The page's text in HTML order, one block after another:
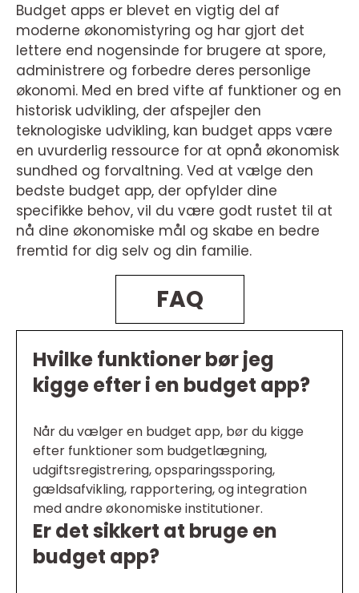
Budget apps er blevet en vigtig del af
moderne økonomistyring og har gjort det
lettere end nogensinde for brugere at spore,
administrere og forbedre deres personlige
økonomi. Med en bred vifte af funktioner og en
historisk udvikling, der afspejler den
teknologiske udvikling, kan budget apps være
en uvurderlig ressource for at opnå økonomisk
sundhed og forvaltning. Ved at vælge den
bedste budget app, der opfylder dine
specifikke behov, vil du være godt rustet til at
nå dine økonomiske mål og skabe en bedre
fremtid for dig selv og din familie.
FAQ
Hvilke funktioner bør jeg
kigge efter i en budget app?
Når du vælger en budget app, bør du kigge
efter funktioner som budgetlægning,
udgiftsregistrering, opsparingssporing,
gældsafvikling, rapportering, og integration
med andre økonomiske institutioner.
Er det sikkert at bruge en
budget app?